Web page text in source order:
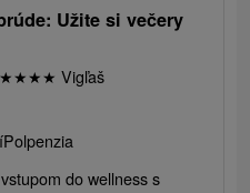
Užite si večery
★★★★ Vigľaš
Polpenzia
do wellness s